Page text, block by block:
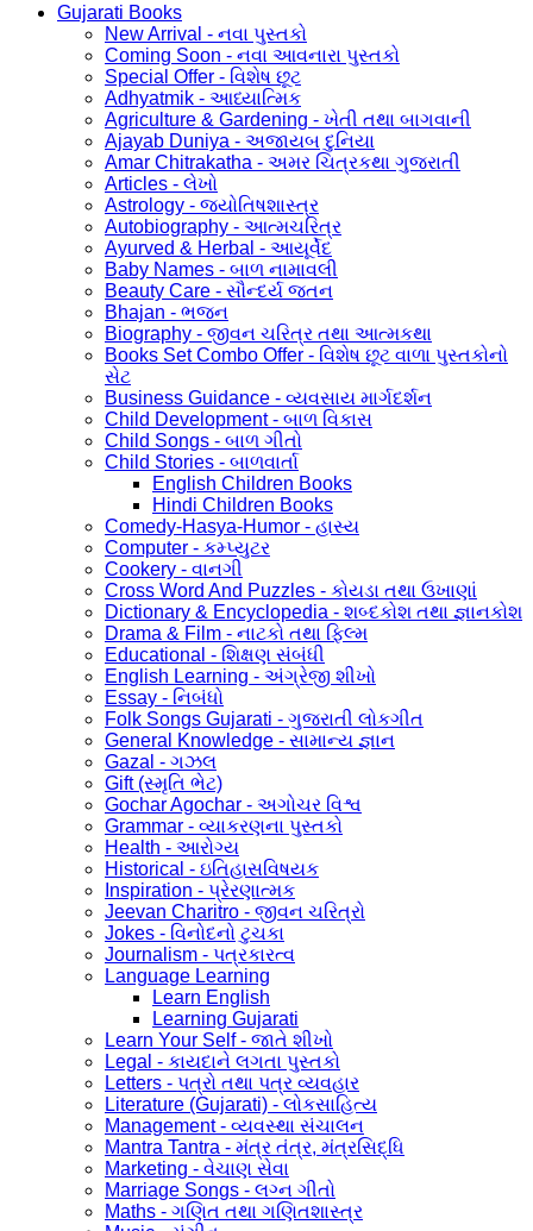
Gujarati Books
New Arrival - નવા પુસ્તકો
Coming Soon - નવા આવનારા પુસ્તકો
Special Offer - વિશેષ છૂટ
Adhyatmik - આધ્યાત્મિક
Agriculture & Gardening - ખેતી તથા બાગવાની
Ajayab Duniya - અજાયબ દુનિયા
Amar Chitrakatha - અમર ચિત્રકથા ગુજરાતી
Articles - લેખો
Astrology - જ્યોતિષશાસ્ત્ર
Autobiography - આત્મચરિત્ર
Ayurved & Herbal - આયૂર્વેદ
Baby Names - બાળ નામાવલી
Beauty Care - સૌન્દર્ય જતન
Bhajan - ભજન
Biography - જીવન ચરિત્ર તથા આત્મકથા
Books Set Combo Offer - વિશેષ છૂટ વાળા પુસ્તકોનો
સેટ
Business Guidance - વ્યવસાય માર્ગદર્શન
Child Development - બાળ વિકાસ
Child Songs - બાળ ગીતો
Child Stories - બાળવાર્તા
English Children Books
Hindi Children Books
Comedy-Hasya-Humor - હાસ્ય
Computer - કમ્પ્યુટર
Cookery - વાનગી
Cross Word And Puzzles - કોયડા તથા ઉખાણાં
Dictionary & Encyclopedia - શબ્દકોશ તથા જ્ઞાનકોશ
Drama & Film - નાટકો તથા ફિલ્મ
Educational - શિક્ષણ સંબંધી
English Learning - અંગ્રેજી શીખો
Essay - નિબંધો
Folk Songs Gujarati - ગુજરાતી લોકગીત
General Knowledge - સામાન્ય જ્ઞાન
Gazal - ગઝલ
Gift (સ્મૃતિ ભેટ)
Gochar Agochar - અગોચર વિશ્વ
Grammar - વ્યાકરણના પુસ્તકો
Health - આરોગ્ય
Historical - ઇતિહાસવિષયક
Inspiration - પ્રેરણાત્મક
Jeevan Charitro - જીવન ચરિત્રો
Jokes - વિનોદનો ટુચકા
Journalism - પત્રકારત્વ
Language Learning
Learn English
Learning Gujarati
Learn Your Self - જાતે શીખો
Legal - કાયદાને લગતા પુસ્તકો
Letters - પત્રો તથા પત્ર વ્યવહાર
Literature (Gujarati) - લોકસાહિત્ય
Management - વ્યવસ્થા સંચાલન
Mantra Tantra - મંત્ર તંત્ર, મંત્રસિદ્ધિ
Marketing - વેચાણ સેવા
Marriage Songs - લગ્ન ગીતો
Maths - ગણિત તથા ગણિતશાસ્ત્ર